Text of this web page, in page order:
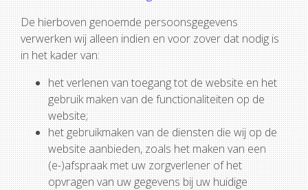
De hierboven genoemde persoonsgegevens
verwerken wij alleen indien en voor zover dat nodig is
in het kader van:
het verlenen van toegang tot de website en het
gebruik maken van de functionaliteiten op de
website;
het gebruikmaken van de diensten die wij op de
website aanbieden, zoals het maken van een
(e-)afspraak met uw zorgverlener of het
opvragen van uw gegevens bij uw huidige